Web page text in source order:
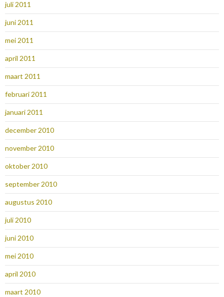
juli 2011
juni 2011
mei 2011
april 2011
maart 2011
februari 2011
januari 2011
december 2010
november 2010
oktober 2010
september 2010
augustus 2010
juli 2010
juni 2010
mei 2010
april 2010
maart 2010